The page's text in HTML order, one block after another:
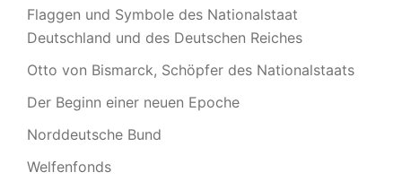
Flaggen und Symbole des Nationalstaat
Deutschland und des Deutschen Reiches
Otto von Bismarck, Schöpfer des Nationalstaats
Der Beginn einer neuen Epoche
Norddeutsche Bund
Welfenfonds